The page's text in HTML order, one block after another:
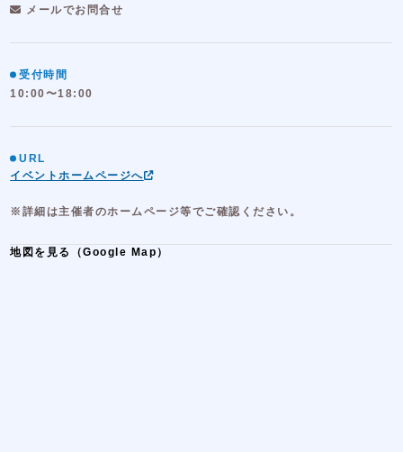
メールでお問合せ
受付時間
10:00〜18:00
URL
イベントホームページへ
※詳細は主催者のホームページ等でご確認ください。
地図を見る（Google Map）